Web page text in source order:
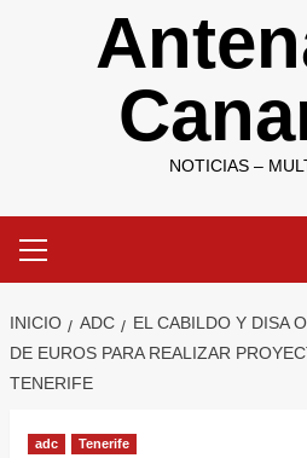
NOTICIAS –
primario
INICIO ADC
EL CABILDO Y DISA
DE EUROS PARA REALIZAR
TENERIFE
adc Tenerife